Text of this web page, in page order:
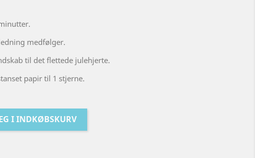
medfølger.
til det flettede julehjerte.
papir til 1 stjerne.
I INDKØBSKURV